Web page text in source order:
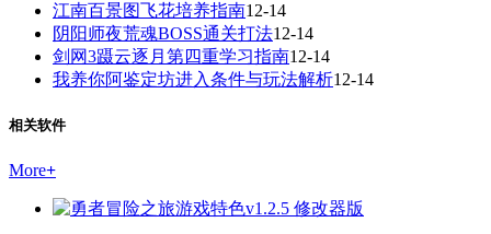
江南百景图飞花培养指南12-14
阴阳师夜荒魂BOSS通关打法12-14
剑网3蹑云逐月第四重学习指南12-14
我养你阿鉴定坊进入条件与玩法解析12-14
相关软件
More+